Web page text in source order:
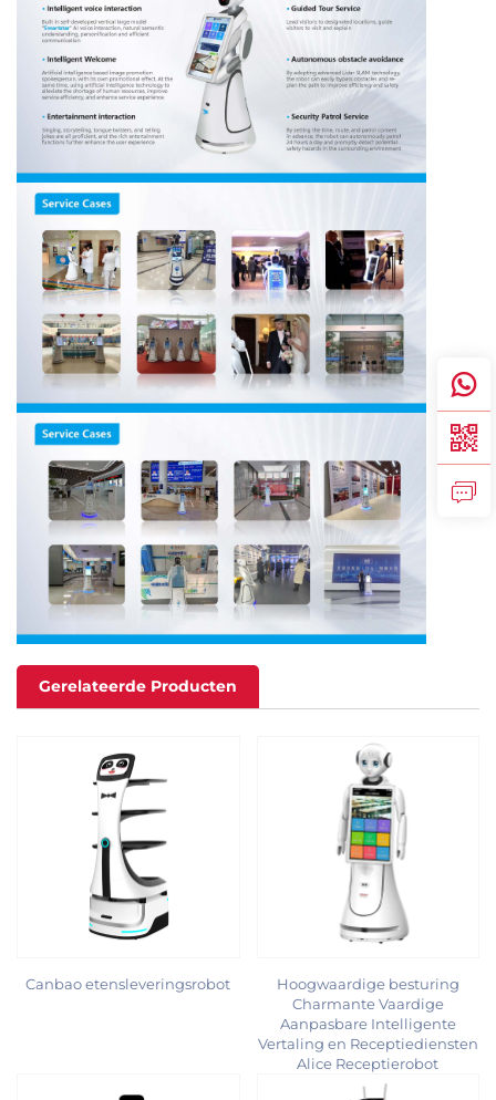
Gerelateerde Producten
Canbao etensleveringsrobot
Hoogwaardige besturing
Charmante Vaardige
Aanpasbare Intelligente
Vertaling en Receptiediensten
Alice Receptierobot